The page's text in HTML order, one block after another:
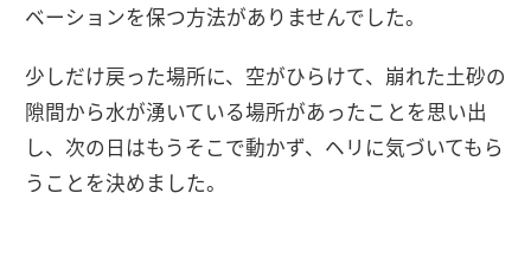
ベーションを保つ方法がありませんでした。
少しだけ戻った場所に、空がひらけて、崩れた土砂の
隙間から水が湧いている場所があったことを思い出
し、次の日はもうそこで動かず、ヘリに気づいてもら
うことを決めました。